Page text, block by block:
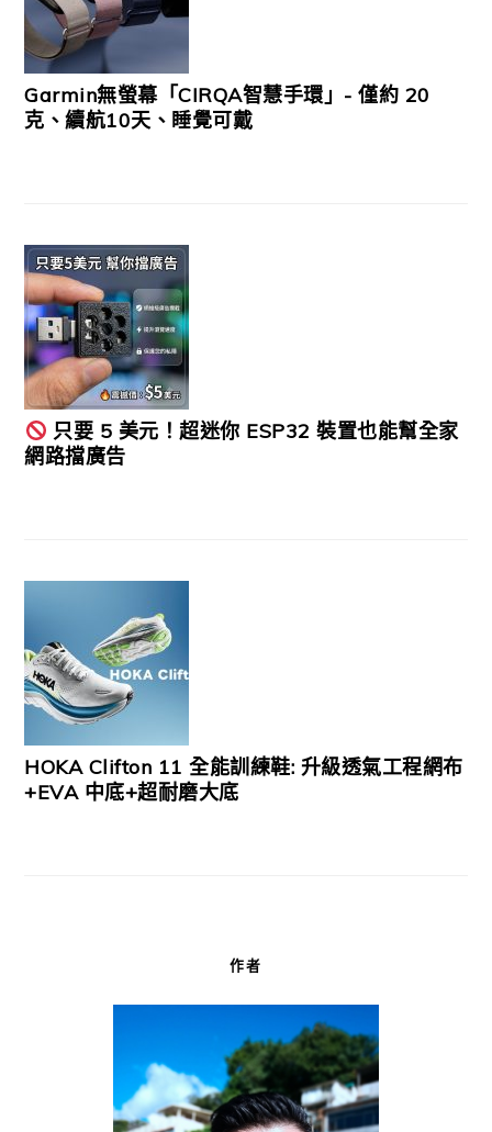
Garmin無螢幕「CIRQA智慧手環」- 僅約 20
克、續航10天、睡覺可戴
只要 5 美元！超迷你 ESP32 裝置也能幫全家
網路擋廣告
HOKA Clifton 11 全能訓練鞋: 升級透氣工程網布
+EVA 中底+超耐磨大底
作者